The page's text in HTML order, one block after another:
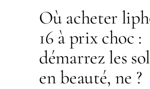
Où acheter
16 à prix choc :
démarrez les
en beauté, ne ?